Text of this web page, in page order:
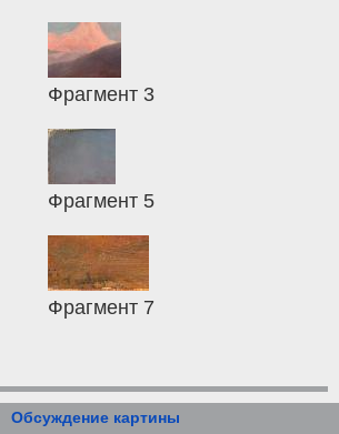
Фрагмент 3
Фрагмент 5
Фрагмент 7
Обсуждение картины